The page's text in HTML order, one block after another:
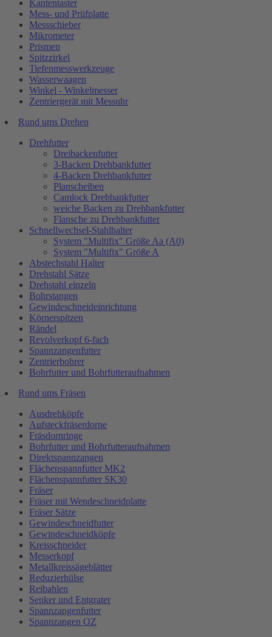
Kantentaster
Mess- und Prüfplatte
Messschieber
Mikrometer
Prismen
Spitzzirkel
Tiefenmesswerkzeuge
Wasserwaagen
Winkel - Winkelmesser
Zentriergerät mit Messuhr
Rund ums Drehen
Drehfutter
Dreibackenfutter
3-Backen Drehbankfutter
4-Backen Drehbankfutter
Planscheiben
Camlock Drehbankfutter
weiche Backen zu Drehbankfutter
Flansche zu Drehbankfutter
Schnellwechsel-Stahlhalter
System "Multifix" Größe Aa (A0)
System "Multifix" Größe A
Abstechstahl Halter
Drehstahl Sätze
Drehstahl einzeln
Bohrstangen
Gewindeschneideinrichtung
Körnerspitzen
Rändel
Revolverkopf 6-fach
Spannzangenfutter
Zentrierbohrer
Bohrfutter und Bohrfutteraufnahmen
Rund ums Fräsen
Ausdrehköpfe
Aufsteckfräserdorne
Fräsdornringe
Bohrfutter und Bohrfutteraufnahmen
Direktspannzangen
Flächenspannfutter MK2
Flächenspannfutter SK30
Fräser
Fräser mit Wendeschneidplatte
Fräser Sätze
Gewindeschneidfutter
Gewindeschneidköpfe
Kreisschneider
Messerkopf
Metallkreissägeblätter
Reduzierhülse
Reibahlen
Senker und Entgrater
Spannzangenfutter
Spannzangen OZ